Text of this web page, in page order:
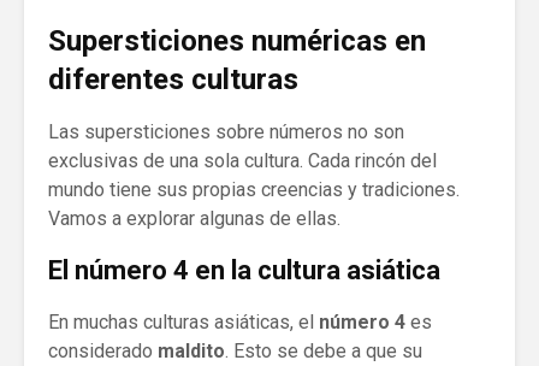
Supersticiones numéricas en
diferentes culturas
Las supersticiones sobre números no son
exclusivas de una sola cultura. Cada rincón del
mundo tiene sus propias creencias y tradiciones.
Vamos a explorar algunas de ellas.
El número 4 en la cultura asiática
En muchas culturas asiáticas, el número 4 es
considerado maldito . Esto se debe a que su